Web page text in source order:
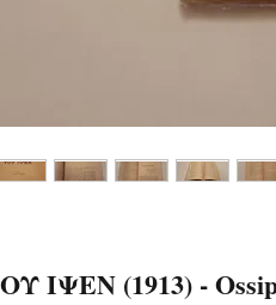
ΙΨΕΝ (1913) -